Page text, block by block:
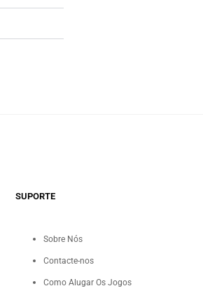
SUPORTE
Sobre Nós
Contacte-nos
Como Alugar Os Jogos